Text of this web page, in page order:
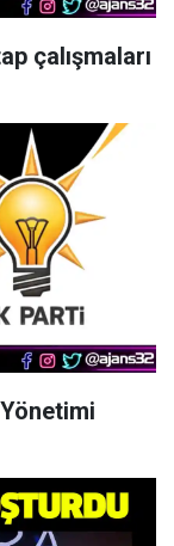
çalışmaları